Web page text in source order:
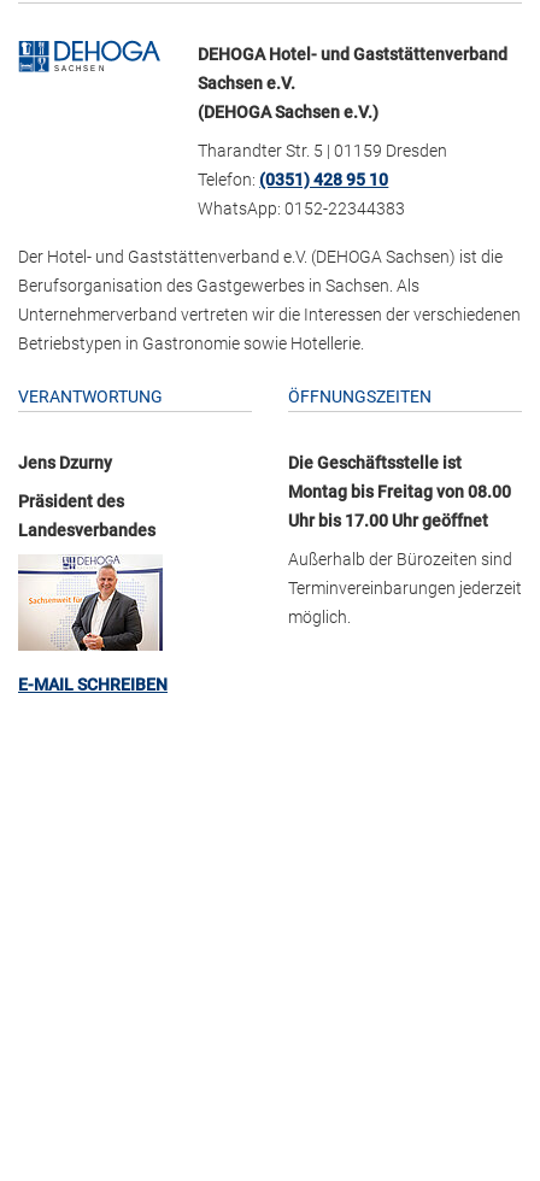
DEHOGA Hotel- und Gaststättenverband
Sachsen e.V.
(DEHOGA Sachsen e.V.)
Tharandter Str. 5 | 01159 Dresden
Telefon:(0351) 428 95 10
WhatsApp: 0152-22344383
Der Hotel- und Gaststättenverband e.V. (DEHOGA Sachsen) ist die
Berufsorganisation des Gastgewerbes in Sachsen. Als
Unternehmerverband vertreten wir die Interessen der verschiedenen
Betriebstypen in Gastronomie sowie Hotellerie.
VERANTWORTUNG
Jens Dzurny
Präsident des
Landesverbandes
E-MAIL SCHREIBEN
ÖFFNUNGSZEITEN
Die Geschäftsstelle ist
Montag bis Freitag von 08.00
Uhr bis 17.00 Uhr geöffnet
Außerhalb der Bürozeiten sind
Terminvereinbarungen jederzeit
möglich.